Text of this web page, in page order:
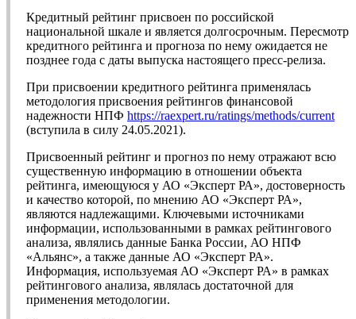
Кредитный рейтинг присвоен по российской
национальной шкале и является долгосрочным. Пересмотр
кредитного рейтинга и прогноза по нему ожидается не
позднее года с даты выпуска настоящего пресс-релиза.
При присвоении кредитного рейтинга применялась
методология присвоения рейтингов финансовой
надежности НПФ https://raexpert.ru/ratings/methods/current
(вступила в силу 24.05.2021).
Присвоенный рейтинг и прогноз по нему отражают всю
существенную информацию в отношении объекта
рейтинга, имеющуюся у АО «Эксперт РА», достоверность
и качество которой, по мнению АО «Эксперт РА»,
являются надлежащими. Ключевыми источниками
информации, использованными в рамках рейтингового
анализа, являлись данные Банка России, АО НПФ
«Альянс», а также данные АО «Эксперт РА».
Информация, используемая АО «Эксперт РА» в рамках
рейтингового анализа, являлась достаточной для
применения методологии.